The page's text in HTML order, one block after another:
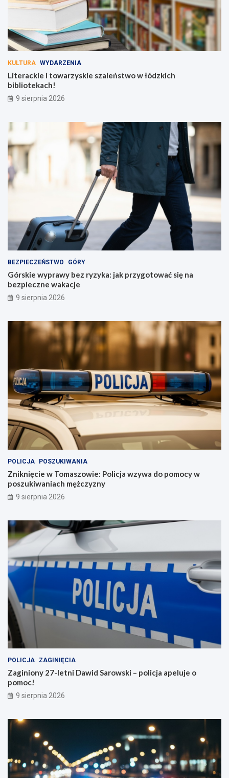
KULTURA WYDARZENIA
Literackie i towarzyskie szaleństwo w łódzkich
bibliotekach!
9 sierpnia 2026
BEZPIECZEŃSTWO GÓRY
Górskie wyprawy bez ryzyka: jak przygotować się na
bezpieczne wakacje
9 sierpnia 2026
POLICJA POSZUKIWANIA
Zniknięcie w Tomaszowie: Policja wzywa do pomocy w
poszukiwaniach mężczyzny
9 sierpnia 2026
POLICJA ZAGINIĘCIA
Zaginiony 27-letni Dawid Sarowski – policja apeluje o
pomoc!
9 sierpnia 2026